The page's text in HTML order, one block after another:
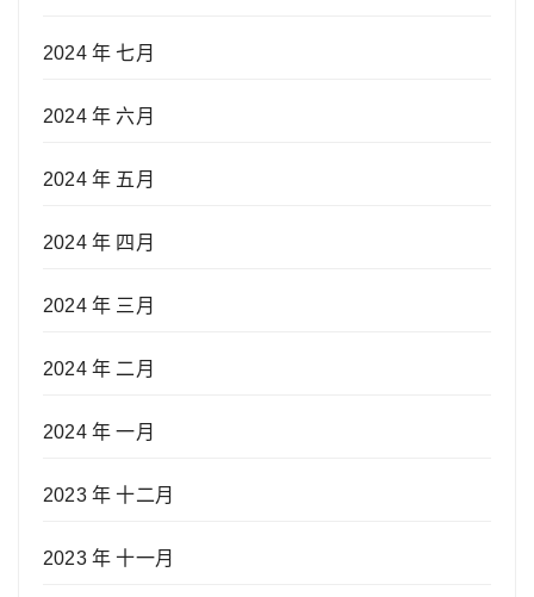
2024 年 七月
2024 年 六月
2024 年 五月
2024 年 四月
2024 年 三月
2024 年 二月
2024 年 一月
2023 年 十二月
2023 年 十一月